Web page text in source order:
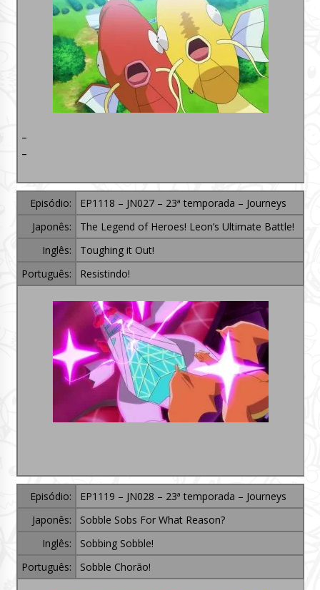
–
–
Episódio:
EP1118 – JN027 – 23ª temporada – Journeys
Japonês:
The Legend of Heroes! Leon’s Ultimate Battle!
Inglês:
Toughing it Out!
Português:
Resistindo!
Episódio:
EP1119 – JN028 – 23ª temporada – Journeys
Japonês:
Sobble Sobs For What Reason?
Inglês:
Sobbing Sobble!
Português:
Sobble Chorão!